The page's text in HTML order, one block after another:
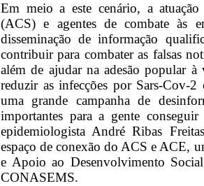
Em meio a este cenário, a
(ACS) e agentes de combate às
disseminação de informação
contribuir para combater as falsas
além de ajudar na adesão popular à
reduzir as infecções por Sars-Cov-
uma grande campanha de
importantes para a gente
epidemiologista André Ribas
espaço de conexão do ACS e ACE,
e Apoio ao Desenvolvimento
CONASEMS.